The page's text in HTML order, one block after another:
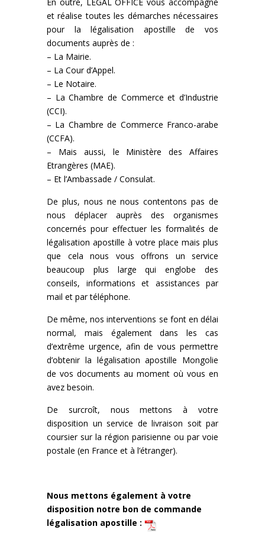
et réalise toutes les démarches nécessaires
pour la légalisation apostille de vos
documents auprès de :
– La Mairie.
– La Cour d’Appel.
– Le Notaire.
– La Chambre de Commerce et d’Industrie
(CCI).
– La Chambre de Commerce Franco-arabe
(CCFA).
– Mais aussi, le Ministère des Affaires
Etrangères (MAE).
– Et l’Ambassade / Consulat.
De plus, nous ne nous contentons pas de
nous déplacer auprès des organismes
concernés pour effectuer les formalités de
légalisation apostille à votre place mais plus
que cela nous vous offrons un service
beaucoup plus large qui englobe des
conseils, informations et assistances par
mail et par téléphone.
De même, nos interventions se font en délai
normal, mais également dans les cas
d’extrême urgence, afin de vous permettre
d’obtenir la légalisation apostille Mongolie
de vos documents au moment où vous en
avez besoin.
De surcroît, nous mettons à votre
disposition un service de livraison soit par
coursier sur la région parisienne ou par voie
postale (en France et à l’étranger).
Nous mettons également à votre
disposition notre bon de commande
légalisation apostille :